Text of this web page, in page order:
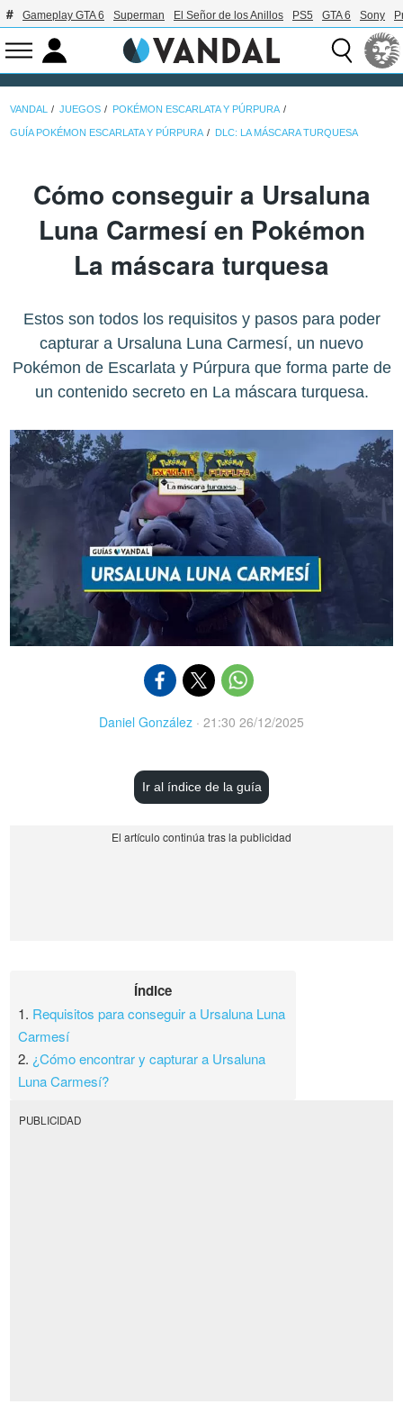
Gameplay GTA 6 Superman El Señor de los Anillos PS5 GTA 6 Sony
VANDAL JUEGOS POKÉMON ESCARLATA Y PÚRPURA
GUÍA POKÉMON ESCARLATA Y PÚRPURA DLC: LA MÁSCARA TURQUESA
Cómo conseguir a Ursaluna
Luna Carmesí en Pokémon
La máscara turquesa
Estos son todos los requisitos y pasos para poder
capturar a Ursaluna Luna Carmesí, un nuevo
Pokémon de Escarlata y Púrpura que forma parte de
un contenido secreto en La máscara turquesa.
Daniel González · 21:30 26/12/2025
Ir al índice de la guía
Índice
1. Requisitos para conseguir a Ursaluna Luna
Carmesí
2. ¿Cómo encontrar y capturar a Ursaluna
Luna Carmesí?
PUBLICIDAD